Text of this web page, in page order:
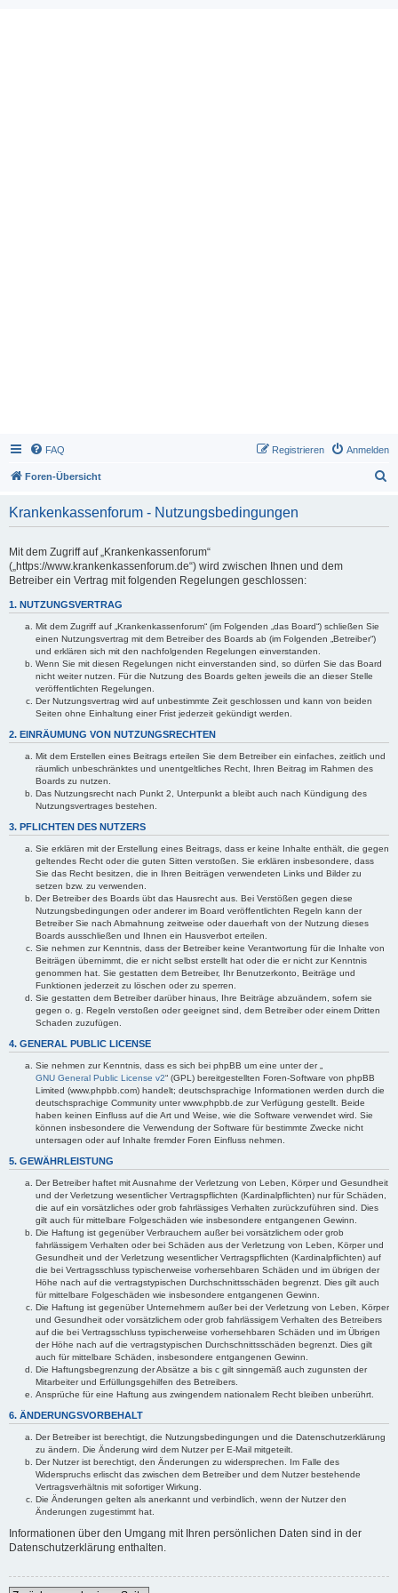
FAQ Anmelden
Registrieren
Foren-Übersicht
Krankenkassenforum - Nutzungsbedingungen
Mit dem Zugriff auf „Krankenkassenforum“
(„https://www.krankenkassenforum.de“) wird zwischen Ihnen und dem
Betreiber ein Vertrag mit folgenden Regelungen geschlossen:
1. NUTZUNGSVERTRAG
Mit dem Zugriff auf „Krankenkassenforum“ (im Folgenden „das Board“) schließen Sie
einen Nutzungsvertrag mit dem Betreiber des Boards ab (im Folgenden „Betreiber“)
und erklären sich mit den nachfolgenden Regelungen einverstanden.
Wenn Sie mit diesen Regelungen nicht einverstanden sind, so dürfen Sie das Board
nicht weiter nutzen. Für die Nutzung des Boards gelten jeweils die an dieser Stelle
veröffentlichten Regelungen.
Der Nutzungsvertrag wird auf unbestimmte Zeit geschlossen und kann von beiden
Seiten ohne Einhaltung einer Frist jederzeit gekündigt werden.
2. EINRÄUMUNG VON NUTZUNGSRECHTEN
Mit dem Erstellen eines Beitrags erteilen Sie dem Betreiber ein einfaches, zeitlich und
räumlich unbeschränktes und unentgeltliches Recht, Ihren Beitrag im Rahmen des
Boards zu nutzen.
Das Nutzungsrecht nach Punkt 2, Unterpunkt a bleibt auch nach Kündigung des
Nutzungsvertrages bestehen.
3. PFLICHTEN DES NUTZERS
Sie erklären mit der Erstellung eines Beitrags, dass er keine Inhalte enthält, die gegen
geltendes Recht oder die guten Sitten verstoßen. Sie erklären insbesondere, dass
Sie das Recht besitzen, die in Ihren Beiträgen verwendeten Links und Bilder zu
setzen bzw. zu verwenden.
Der Betreiber des Boards übt das Hausrecht aus. Bei Verstößen gegen diese
Nutzungsbedingungen oder anderer im Board veröffentlichten Regeln kann der
Betreiber Sie nach Abmahnung zeitweise oder dauerhaft von der Nutzung dieses
Boards ausschließen und Ihnen ein Hausverbot erteilen.
Sie nehmen zur Kenntnis, dass der Betreiber keine Verantwortung für die Inhalte von
Beiträgen übernimmt, die er nicht selbst erstellt hat oder die er nicht zur Kenntnis
genommen hat. Sie gestatten dem Betreiber, Ihr Benutzerkonto, Beiträge und
Funktionen jederzeit zu löschen oder zu sperren.
Sie gestatten dem Betreiber darüber hinaus, Ihre Beiträge abzuändern, sofern sie
gegen o. g. Regeln verstoßen oder geeignet sind, dem Betreiber oder einem Dritten
Schaden zuzufügen.
4. GENERAL PUBLIC LICENSE
Sie nehmen zur Kenntnis, dass es sich bei phpBB um eine unter der „
GNU General Public License v2“ (GPL) bereitgestellten Foren-Software von phpBB
Limited (www.phpbb.com) handelt; deutschsprachige Informationen werden durch die
deutschsprachige Community unter www.phpbb.de zur Verfügung gestellt. Beide
haben keinen Einfluss auf die Art und Weise, wie die Software verwendet wird. Sie
können insbesondere die Verwendung der Software für bestimmte Zwecke nicht
untersagen oder auf Inhalte fremder Foren Einfluss nehmen.
5. GEWÄHRLEISTUNG
Der Betreiber haftet mit Ausnahme der Verletzung von Leben, Körper und Gesundheit
und der Verletzung wesentlicher Vertragspflichten (Kardinalpflichten) nur für Schäden,
die auf ein vorsätzliches oder grob fahrlässiges Verhalten zurückzuführen sind. Dies
gilt auch für mittelbare Folgeschäden wie insbesondere entgangenen Gewinn.
Die Haftung ist gegenüber Verbrauchern außer bei vorsätzlichem oder grob
fahrlässigem Verhalten oder bei Schäden aus der Verletzung von Leben, Körper und
Gesundheit und der Verletzung wesentlicher Vertragspflichten (Kardinalpflichten) auf
die bei Vertragsschluss typischerweise vorhersehbaren Schäden und im übrigen der
Höhe nach auf die vertragstypischen Durchschnittsschäden begrenzt. Dies gilt auch
für mittelbare Folgeschäden wie insbesondere entgangenen Gewinn.
Die Haftung ist gegenüber Unternehmern außer bei der Verletzung von Leben, Körper
und Gesundheit oder vorsätzlichem oder grob fahrlässigem Verhalten des Betreibers
auf die bei Vertragsschluss typischerweise vorhersehbaren Schäden und im Übrigen
der Höhe nach auf die vertragstypischen Durchschnittsschäden begrenzt. Dies gilt
auch für mittelbare Schäden, insbesondere entgangenen Gewinn.
Die Haftungsbegrenzung der Absätze a bis c gilt sinngemäß auch zugunsten der
Mitarbeiter und Erfüllungsgehilfen des Betreibers.
Ansprüche für eine Haftung aus zwingendem nationalem Recht bleiben unberührt.
6. ÄNDERUNGSVORBEHALT
Der Betreiber ist berechtigt, die Nutzungsbedingungen und die Datenschutzerklärung
zu ändern. Die Änderung wird dem Nutzer per E-Mail mitgeteilt.
Der Nutzer ist berechtigt, den Änderungen zu widersprechen. Im Falle des
Widerspruchs erlischt das zwischen dem Betreiber und dem Nutzer bestehende
Vertragsverhältnis mit sofortiger Wirkung.
Die Änderungen gelten als anerkannt und verbindlich, wenn der Nutzer den
Änderungen zugestimmt hat.
Informationen über den Umgang mit Ihren persönlichen Daten sind in der
Datenschutzerklärung enthalten.